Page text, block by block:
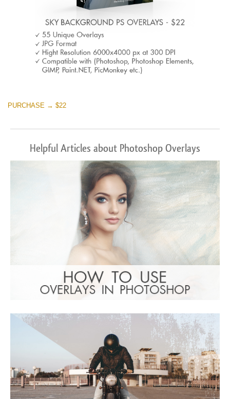
PURCHASE → $22
Helpful Articles about Photoshop Overlays